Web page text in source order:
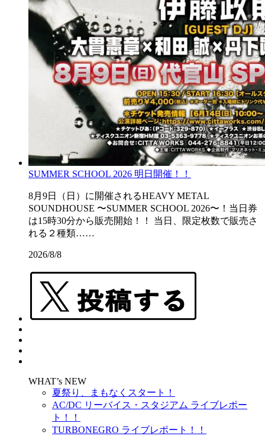
SUMMER SCHOOL 2026 明日開催！！
8月9日（日）に開催されるHEAVY METAL
SOUNDHOUSE 〜SUMMER SCHOOL 2026〜！当日券
は15時30分から販売開始！！ 当日、限定枚数で販売さ
れる２種類……
2026/8/8
WHAT’s NEW
夏祭り、まもなくスタート！
AC/DC リーバイス・スタジアム ライブレポー
ト！！
TURBONEGRO ライブレポート！！